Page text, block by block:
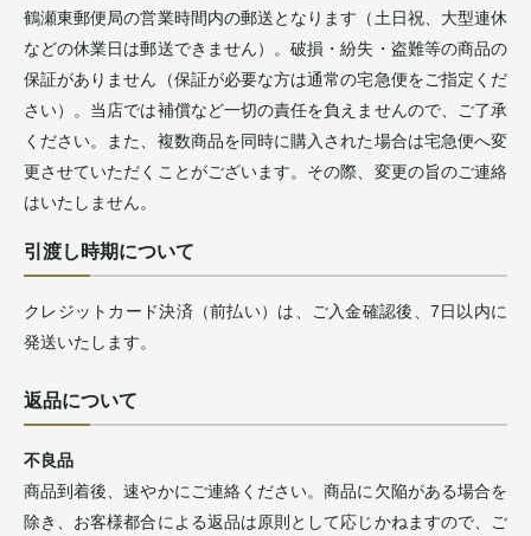
鶴瀬東郵便局の営業時間内の郵送となります（土日祝、大型連休
などの休業日は郵送できません）。破損・紛失・盗難等の商品の
保証がありません（保証が必要な方は通常の宅急便をご指定くだ
さい）。当店では補償など一切の責任を負えませんので、ご了承
ください。また、複数商品を同時に購入された場合は宅急便へ変
更させていただくことがございます。その際、変更の旨のご連絡
はいたしません。
引渡し時期について
クレジットカード決済（前払い）は、ご入金確認後、7日以内に
発送いたします。
返品について
不良品
商品到着後、速やかにご連絡ください。商品に欠陥がある場合を
除き、お客様都合による返品は原則として応じかねますので、ご